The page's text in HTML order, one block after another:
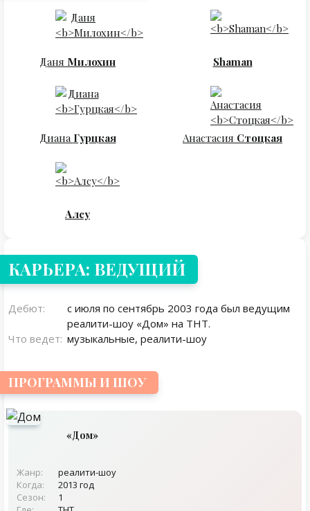
Даня Милохин Shaman
Диана Гурцкая Анастасия Стоцкая
Алсу
КАРЬЕРА: ВЕДУЩИЙ
Дебют:
с июля по сентябрь 2003 года был ведущим
реалити-шоу «Дом» на ТНТ.
Что ведет: музыкальные, реалити-шоу
ПРОГРАММЫ И ШОУ
«Дом»
Жанр:
реалити-шоу
Когда:
2013 год
Сезон:
1